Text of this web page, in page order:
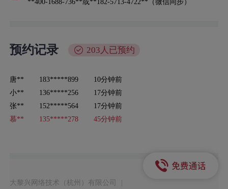
**400-1688-736**或**182-5713-4722**（微信同步）
预约记录 203人已预约
唐** 183*****899
10分钟前
小**
136*****256
17分钟前
张**
152*****564
17分钟前
慕**
135*****278
45分钟前
刘**
189*****952 6小时前
大黎兴网络技术（杭州）有限公司 |